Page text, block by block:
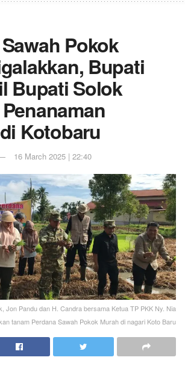
Pokok
Bupati
Bupati Solok
Kotobaru
16 March 2025 | 22:40
Jon Pandu dan H. Candra bersama Ketua TP PKK Ny. Nia
tanam Perdana Sawah Pokok Murah di nagari Koto Baru